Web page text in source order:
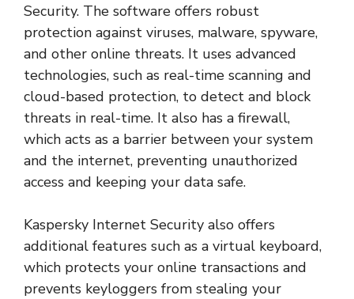
Security. The software offers robust
protection against viruses, malware, spyware,
and other online threats. It uses advanced
technologies, such as real-time scanning and
cloud-based protection, to detect and block
threats in real-time. It also has a firewall,
which acts as a barrier between your system
and the internet, preventing unauthorized
access and keeping your data safe.
Kaspersky Internet Security also offers
additional features such as a virtual keyboard,
which protects your online transactions and
prevents keyloggers from stealing your